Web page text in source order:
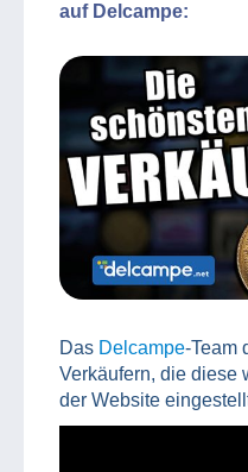
auf Delcampe:
Das Delcampe-Team
Verkäufern, die diese
der Website